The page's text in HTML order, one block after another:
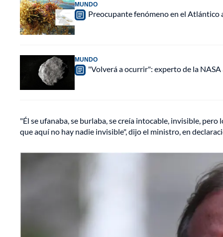
MUNDO
Preocupante fenómeno en el Atlántico
MUNDO
"Volverá a ocurrir": experto de la
"Él se ufanaba, se burlaba, se creía intocable, invisible,
que aquí no hay nadie invisible", dijo el ministro, en